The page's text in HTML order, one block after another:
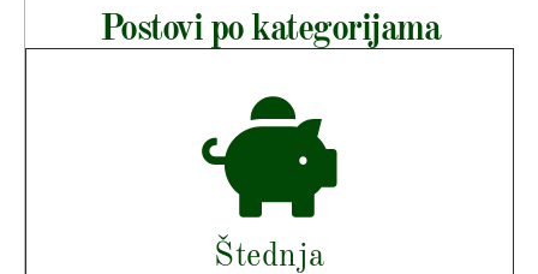
Postovi po kategorijama
Štednja